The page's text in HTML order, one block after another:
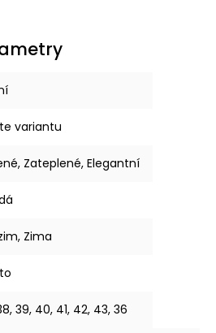
variantu
Zateplené, Elegantní
Zima
39, 40, 41, 42, 43, 36